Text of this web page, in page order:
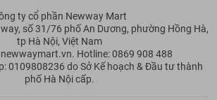
ty cổ phần Newway Mart
số 31/76 phố An Dương, phường Hồng Hà,
tp Hà Nội, Việt Nam
Hotline: 0869 908 488
0109808236 do Sở Kế hoạch & Đầu tư thành
phố Hà Nội cấp.